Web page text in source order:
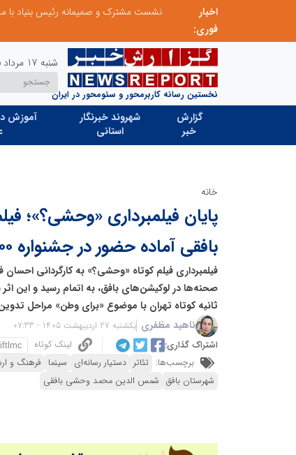
اخبار
فوری:
بخش اول گفت‌وگوی رئیس‌جمهور پزشکیان
نخستین رسانه کاربرمحور و سئومحور در ایران
شنبه 17 مرداد 1405
گزارش
خبر
شهروند خبرنگار
استانی
آموزش
خانه
پایان فیلمبرداری «وحشی؟»؛
بافقی آماده حضور در جشنواره ۱۰۰ ثانیه تهران می‌شود
فیلمبرداری فیلم کوتاه «وحشی؟» به کارگردانی
ثانیه کوتاه تهران با موضوع «برای وطن» مراحل
ناهید مظفری یکشنبه 27 اردیبهشت 1405 - 07:33
اشتراک گذاری:
لینک کوتاه
برچسب‌ها: تئاتر دستیار رسانه‌ای سینما فرهنگ و
شهرستان بافق شمس الدین محمد وحشی بافقی